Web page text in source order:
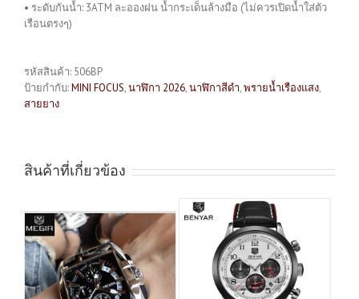
• ระดับกันน้ำ: 3ATM ละอองฝน น้ำกระเด็นล้างมือ (ไม่ควรเปิดน้ำใส่ตัว
เรือนตรงๆ)
รหัสสินค้า: 506BP
ป้ายกำกับ:MINI FOCUS,นาฬิกา 2026,นาฬิกาสีดำ,พรายน้ำเรืองแสง,
สายยาง
สินค้าที่เกี่ยวข้อง